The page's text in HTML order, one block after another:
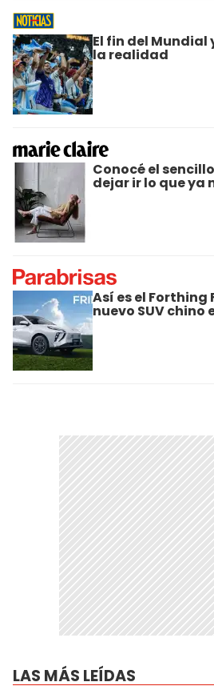
El fin del Mundial
la realidad
Conocé el
dejar ir lo que ya
Así es el Forthing
nuevo SUV chino
LAS MÁS LEÍDAS